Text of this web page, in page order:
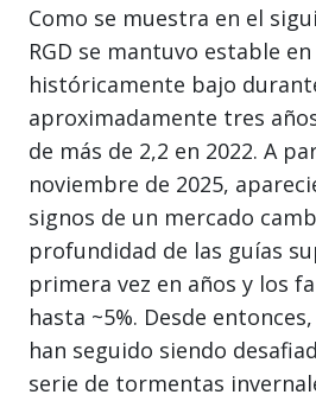
Como se muestra en el
RGD se mantuvo estable
históricamente bajo
aproximadamente tres
de más de 2,2 en 2022. A
noviembre de 2025,
signos de un mercado
profundidad de las guías
primera vez en años y los
hasta ~5%. Desde
han seguido siendo
serie de tormentas